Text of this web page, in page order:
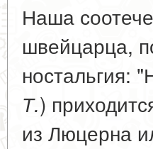
Наша
швейцарца,
ностальгия:
Т.)
из Люцерна